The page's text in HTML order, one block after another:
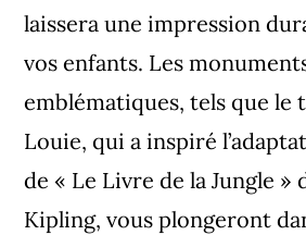
laissera une impression
vos enfants. Les
emblématiques, tels que le
Louie, qui a inspiré
de « Le Livre de la Jungle »
Kipling, vous plongeront